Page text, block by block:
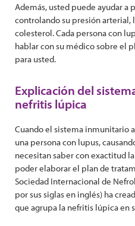
Además, usted puede ayudar a
controlando su presión arterial,
colesterol. Cada persona con
hablar con su médico sobre el
para usted.
Explicación del
nefritis lúpica
Cuando el sistema inmunitario
una persona con lupus,
necesitan saber con exactitud
poder elaborar el plan de
Sociedad Internacional de
por sus siglas en inglés) ha
que agrupa la nefritis lúpica en